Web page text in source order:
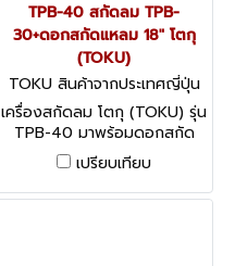
TPB-40 สกัดลม TPB-
30+ดอกสกัดแหลม 18" โตกุ
(TOKU)
TOKU สินค้าจากประเทศญี่ปุ่น
TPB-40
เครื่องสกัดลม โตกุ (TOKU) รุ่น
TPB-40 มาพร้อมดอกสกัด
แหลมยาว 18 นิ้ว สำหรับงาน
หนักที่คอนกรีตมีความแข็งสูง มี
สลักล๊อกดอกสกัด ทำให้เปลี่ยน
เปรียบเทียบ